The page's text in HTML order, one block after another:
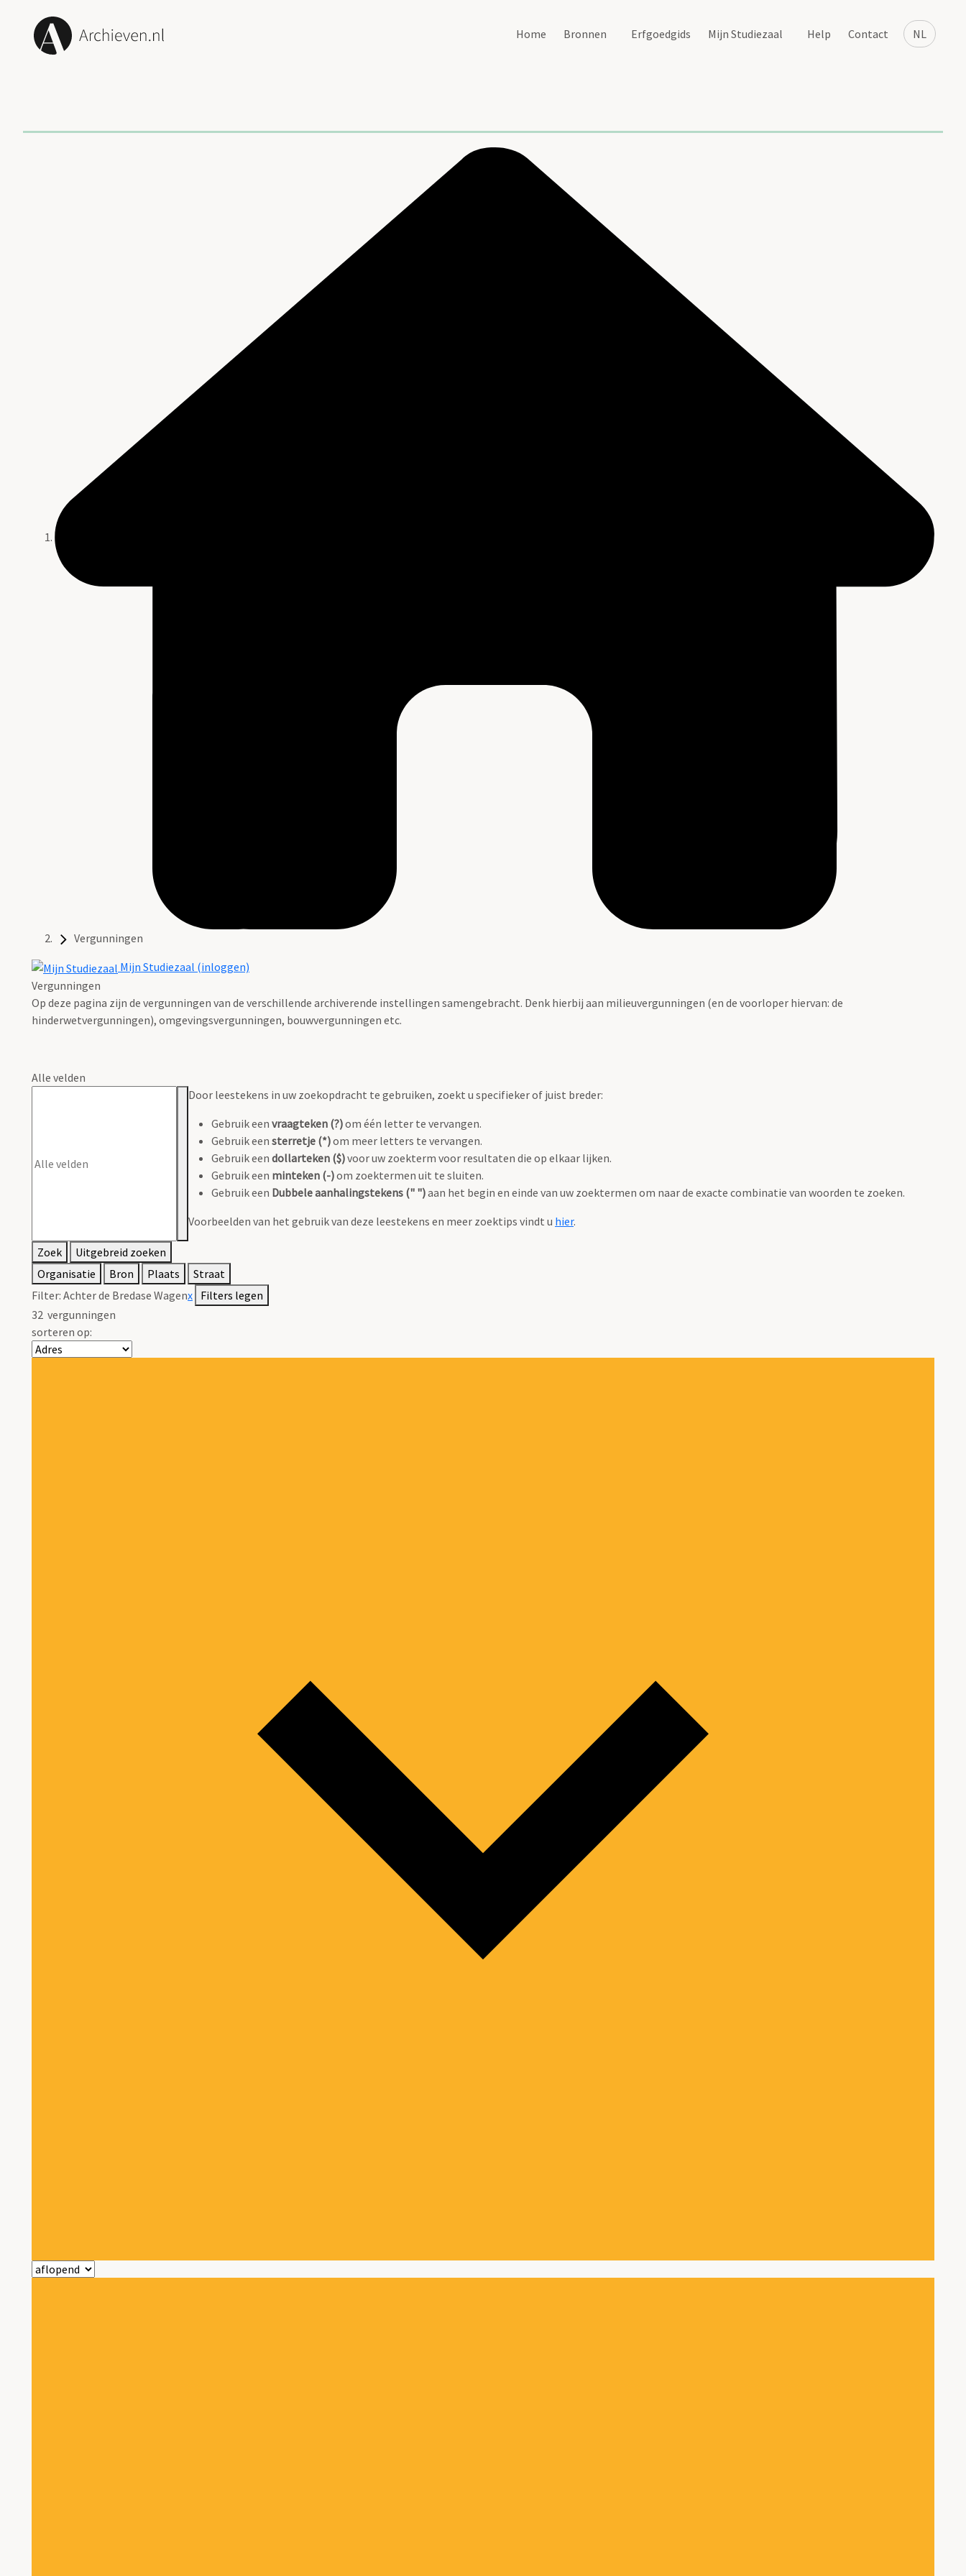
NL
Home Bronnen Erfgoedgids Mijn Studiezaal Help Contact
Vergunningen
Mijn Studiezaal (inloggen)
Vergunningen
Op deze pagina zijn de vergunningen van de verschillende archiverende instellingen samengebracht. Denk hierbij aan milieuvergunningen (en de voorloper hiervan: de
hinderwetvergunningen), omgevingsvergunningen, bouwvergunningen etc.
Alle velden
Door leestekens in uw zoekopdracht te gebruiken, zoekt u specifieker of juist breder:
Gebruik een vraagteken (?)om één letter te vervangen.
Gebruik een sterretje (*)om meer letters te vervangen.
Gebruik een dollarteken ($)voor uw zoekterm voor resultaten die op elkaar lijken.
Gebruik een minteken (-)om zoektermen uit te sluiten.
Gebruik een Dubbele aanhalingstekens (" ")aan het begin en einde van uw zoektermen om naar de exacte combinatie van woorden te zoeken.
Voorbeelden van het gebruik van deze leestekens en meer zoektips vindt u hier.
Zoek
Uitgebreid zoeken
Organisatie
Bron Plaats
Straat
Filter: Achter de Bredase Wagenx Filters legen
32 vergunningen
sorteren op: